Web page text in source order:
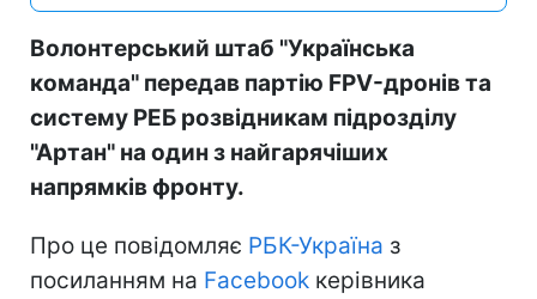
Волонтерський штаб "Українська
команда" передав партію FPV-дронів та
систему РЕБ розвідникам підрозділу
"Артан" на один з найгарячіших
напрямків фронту.
Про це повідомляє РБК-Україна з
посиланням на Facebook керівника